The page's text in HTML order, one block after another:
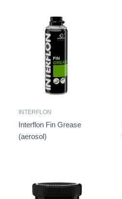
INTERFLON
Interflon Fin Grease
(aerosol)